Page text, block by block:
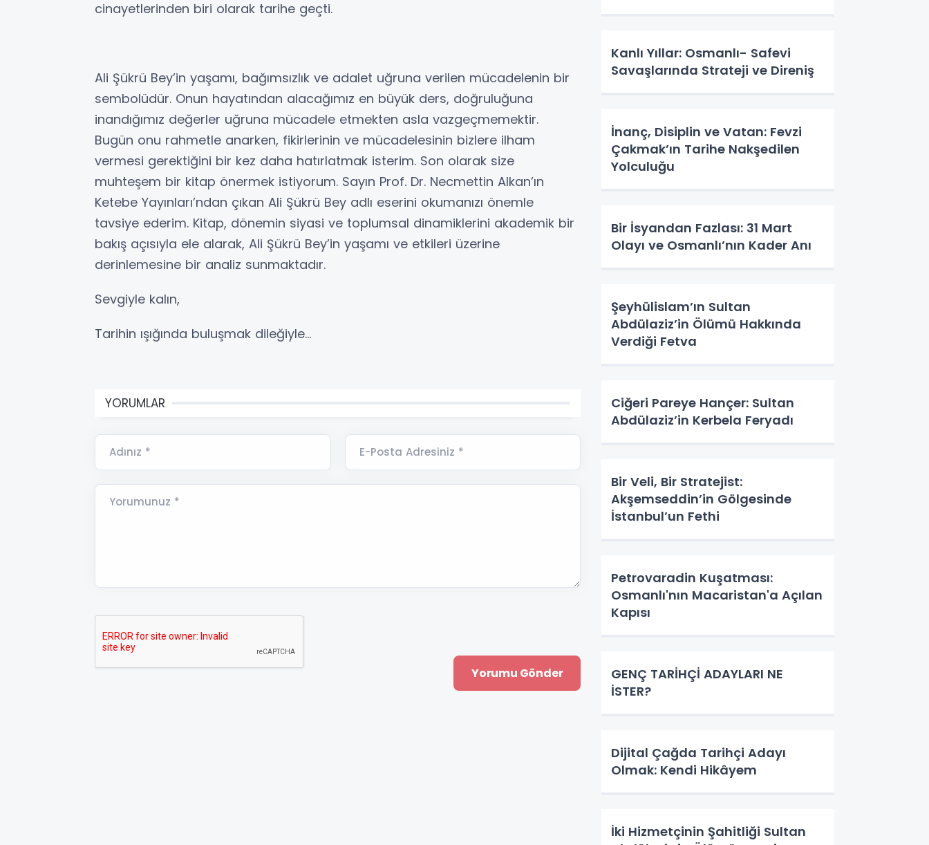
cinayetlerinden biri olarak tarihe geçti.
Ali Şükrü Bey’in yaşamı, bağımsızlık ve adalet uğruna verilen mücadelenin bir
sembolüdür. Onun hayatından alacağımız en büyük ders, doğruluğuna
inandığımız değerler uğruna mücadele etmekten asla vazgeçmemektir.
Bugün onu rahmetle anarken, fikirlerinin ve mücadelesinin bizlere ilham
vermesi gerektiğini bir kez daha hatırlatmak isterim. Son olarak size
muhteşem bir kitap önermek istiyorum. Sayın Prof. Dr. Necmettin Alkan’ın
Ketebe Yayınları’ndan çıkan Ali Şükrü Bey adlı eserini okumanızı önemle
tavsiye ederim. Kitap, dönemin siyasi ve toplumsal dinamiklerini akademik bir
bakış açısıyla ele alarak, Ali Şükrü Bey’in yaşamı ve etkileri üzerine
derinlemesine bir analiz sunmaktadır.
Sevgiyle kalın,
Tarihin ışığında buluşmak dileğiyle…
YORUMLAR
Adınız * E-Posta Adresiniz *
Yorumunuz *
Kanlı Yıllar: Osmanlı- Safevi
Savaşlarında Strateji ve Direniş
İnanç, Disiplin ve Vatan: Fevzi
Çakmak’ın Tarihe Nakşedilen
Yolculuğu
Bir İsyandan Fazlası: 31 Mart
Olayı ve Osmanlı’nın Kader Anı
Şeyhülislam’ın Sultan
Abdülaziz’in Ölümü Hakkında
Verdiği Fetva
Ciğeri Pareye Hançer: Sultan
Abdülaziz’in Kerbela Feryadı
Bir Veli, Bir Stratejist:
Akşemseddin’in Gölgesinde
İstanbul’un Fethi
Petrovaradin Kuşatması:
Osmanlı'nın Macaristan'a Açılan
Kapısı
GENÇ TARİHÇİ ADAYLARI NE
İSTER?
Dijital Çağda Tarihçi Adayı
Olmak: Kendi Hikâyem
İki Hizmetçinin Şahitliği Sultan